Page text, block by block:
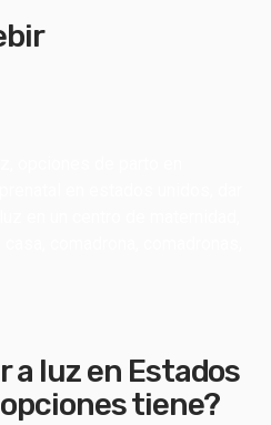
a luz en Estados
tiene?